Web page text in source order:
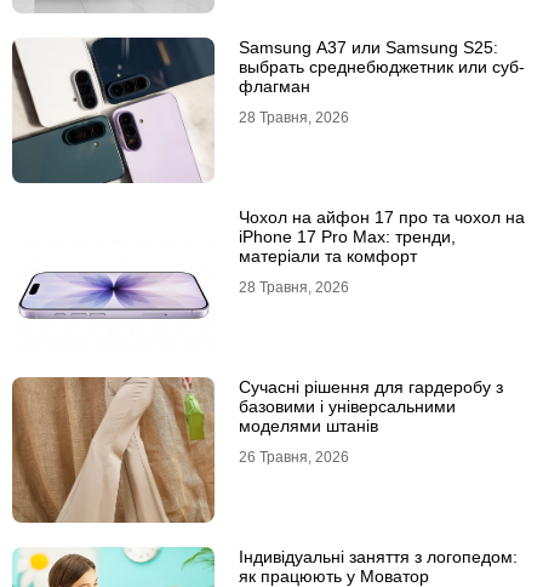
Samsung A37 или Samsung S25:
выбрать среднебюджетник или суб-
флагман
28 Травня, 2026
Чохол на айфон 17 про та чохол на
iPhone 17 Pro Max: тренди,
матеріали та комфорт
28 Травня, 2026
Сучасні рішення для гардеробу з
базовими і універсальними
моделями штанів
26 Травня, 2026
Індивідуальні заняття з логопедом:
як працюють у Моватор